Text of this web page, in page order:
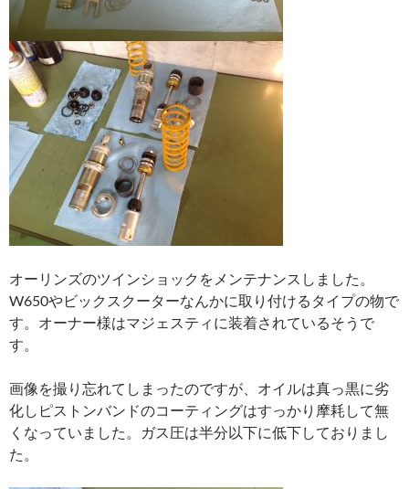
オーリンズのツインショックをメンテナンスしました。
W650やビックスクーターなんかに取り付けるタイプの物で
す。オーナー様はマジェスティに装着されているそうで
す。
画像を撮り忘れてしまったのですが、オイルは真っ黒に劣
化しピストンバンドのコーティングはすっかり摩耗して無
くなっていました。ガス圧は半分以下に低下しておりまし
た。